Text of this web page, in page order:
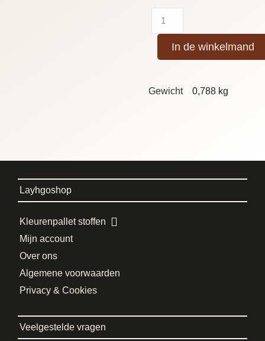
In de winkelmand
Gewicht 0,788 kg
Layhgoshop
Kleurenpallet stoffen
Mijn account
Over ons
Algemene voorwaarden
Privacy & Cookies
Veelgestelde vragen